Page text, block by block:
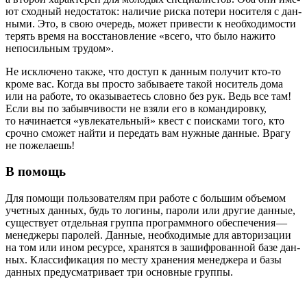
ют сход­ный недо­ста­ток: нали­чие рис­ка поте­ри носи­те­ля с дан­
ны­ми. Это, в свою оче­редь, может при­ве­сти к необ­хо­ди­мо­сти
терять вре­мя на вос­ста­нов­ле­ние «все­го, что было нажи­то
непо­силь­ным трудом».
Не исклю­че­но так­же, что доступ к дан­ным полу­чит кто-то
кро­ме вас. Когда вы про­сто забы­ва­е­те такой носи­тель дома
или на рабо­те, то ока­зы­ва­е­тесь слов­но без рук. Ведь все там!
Если вы по забыв­чи­во­сти не взя­ли его в коман­ди­ров­ку,
то начи­на­ет­ся «увле­ка­тель­ный» квест с поис­ка­ми того, кто
сроч­но смо­жет най­ти и пере­дать вам нуж­ные дан­ные. Вра­гу
не пожелаешь!
В помощь
Для помо­щи поль­зо­ва­те­лям при рабо­те с боль­шим объ­е­мом
учет­ных дан­ных, будь то логи­ны, паро­ли или дру­гие дан­ные,
суще­ству­ет отдель­ная груп­па про­грамм­но­го обес­пе­че­ния —
мене­дже­ры паро­лей. Дан­ные, необ­хо­ди­мые для авто­ри­за­ции
на том или ином ресур­се, хра­нят­ся в зашиф­ро­ван­ной базе дан­
ных. Клас­си­фи­ка­ция по месту хра­не­ния мене­дже­ра и базы
дан­ных преду­смат­ри­ва­ет три основ­ные группы.